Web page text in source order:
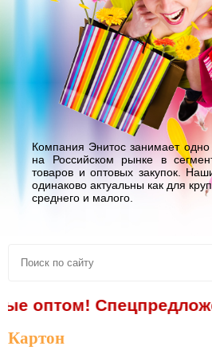
Компания Энитос занимает
на Российском рынке в
товаров и оптовых закупок.
одинаково актуальны как для
среднего и малого.
Спецпредложение!
Картон